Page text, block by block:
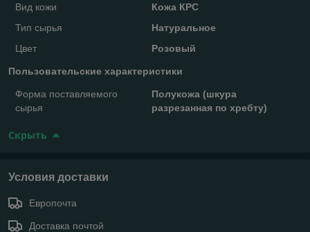
Вид кожи
Кожа КРС
Тип сырья
Натуральное
Цвет
Розовый
Пользовательские характеристики
Форма поставляемого
сырья
Полукожа (шкура
разрезанная по хребту)
Скрыть
Условия доставки
Европочта
Доставка почтой